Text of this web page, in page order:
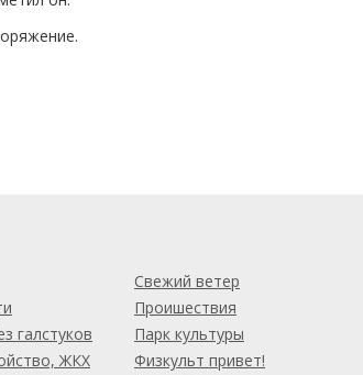
галстуков
ЖКХ
Свежий ветер
Проишествия
Парк культуры
Физкульт привет!